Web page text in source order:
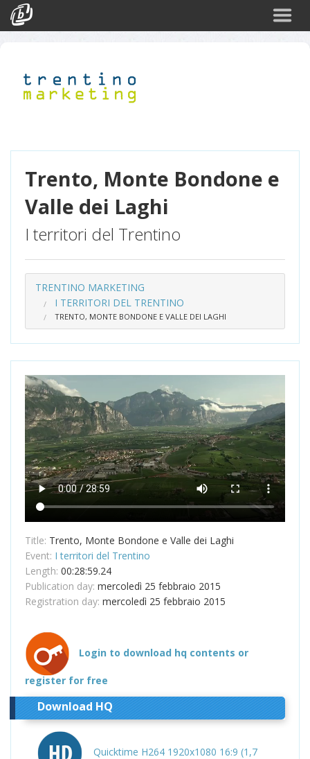
Eventi
Trento, Monte Bondone e
Valle dei Laghi
I territori del Trentino
TRENTINO MARKETING
I TERRITORI DEL TRENTINO
TRENTO, MONTE BONDONE E VALLE DEI LAGHI
Title: Trento, Monte Bondone e Valle dei Laghi
Event: I territori del Trentino
Length: 00:28:59.24
Publication day: mercoledì 25 febbraio 2015
Registration day: mercoledì 25 febbraio 2015
Login to download hq contents or
register for free
Download HQ
Quicktime H264 1920x1080 16:9 (1,7